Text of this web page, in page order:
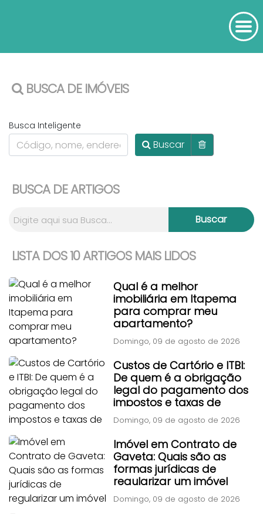
BUSCA DE IMÓVEIS
Busca Inteligente
Buscar
BUSCA DE ARTIGOS
LISTA DOS 10 ARTIGOS MAIS LIDOS
Qual é a melhor
imobiliária em Itapema
para comprar meu
apartamento?
Domingo, 09 de agosto de 2026
Custos de Cartório e ITBI:
De quem é a obrigação
legal do pagamento dos
impostos e taxas de
transferência?
Domingo, 09 de agosto de 2026
Imóvel em Contrato de
Gaveta: Quais são as
formas jurídicas de
regularizar um imóvel
adquirido por contrato
particular antigo?
Domingo, 09 de agosto de 2026